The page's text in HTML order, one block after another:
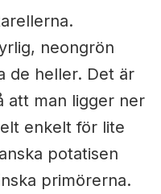
neongrön
de heller. Det är
att man ligger ner
enkelt för lite
potatisen
primörerna.